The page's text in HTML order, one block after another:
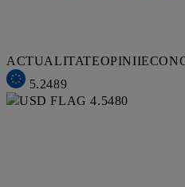
ACTUALITATEOPINII
5.2489
4.5480